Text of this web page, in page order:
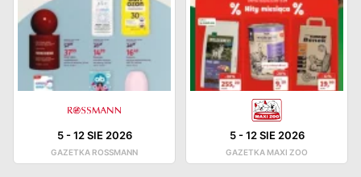
5-12 SIE 2026
GAZETKA ROSSMANN
5-12 SIE 2026
GAZETKA MAXI ZOO